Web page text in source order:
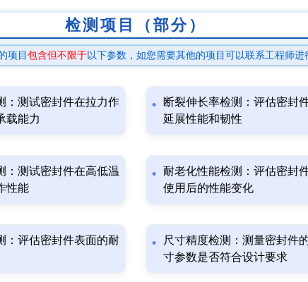
检测项目（部分）
项目 包含但不限于以下参数，如您需要其他的项目可以联系工程师进
：测试密封件在拉力作
载能力
断裂伸长率检测：评估密封
延展性能和韧性
：测试密封件在高低温
性能
耐老化性能检测：评估密封
使用后的性能变化
：评估密封件表面的耐
尺寸精度检测：测量密封件
寸参数是否符合设计要求